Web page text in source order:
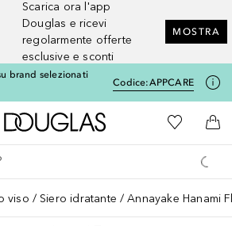
Scarica ora l'app
Douglas e ricevi
regolarmente offerte
esclusive e sconti
MOSTRA
brand selezionati
Codice:APPCARE
A Douglas HomeAlla Mia
Al
viso Siero idratante Annayake Hanami